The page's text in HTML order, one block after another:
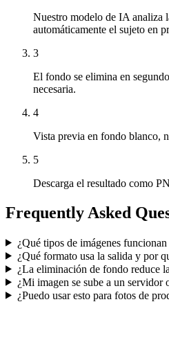
Nuestro modelo de IA analiza
automáticamente el sujeto en
3
El fondo se elimina en
necesaria.
4
Vista previa en fondo blanco,
5
Descarga el resultado como
Frequently Asked
¿Qué tipos de imágenes
¿Qué formato usa la salida y por
¿La eliminación de fondo reduce
¿Mi imagen se sube a un servidor
¿Puedo usar esto para fotos de